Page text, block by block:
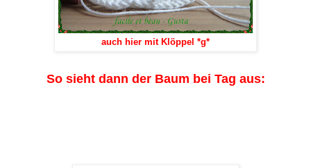
auch hier mit Klöppel *g*
So sieht dann der Baum bei Tag aus: